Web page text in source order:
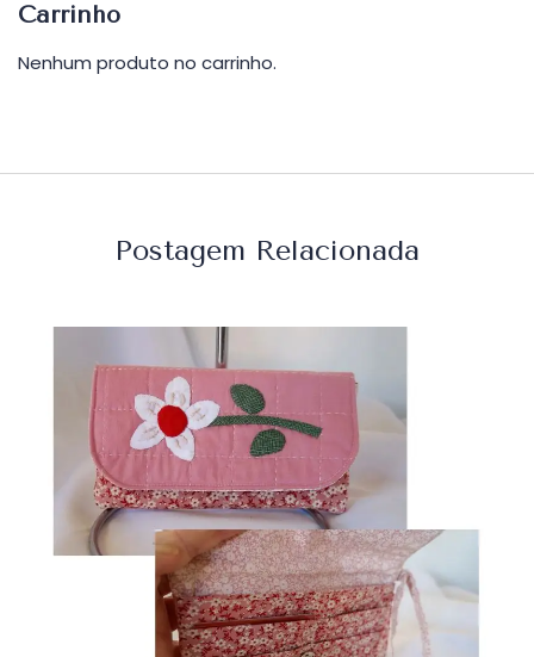
Carrinho
Nenhum produto no carrinho.
Postagem Relacionada